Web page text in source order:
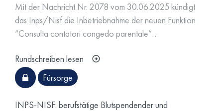
Mit der Nachricht Nr. 2078 vom 30.06.2025 kündigt
das Inps/Nisf die Inbetriebnahme der neuen Funktion
“Consulta contatori congedo parentale”…
Rundschreiben lesen
Fürsorge
INPS-NISF: berufstätige Blutspendender und